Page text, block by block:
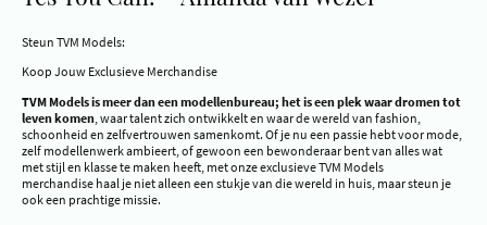
Steun TVM Models:
Koop Jouw Exclusieve Merchandise
TVM Models is meer dan een modellenbureau; het is een plek waar dromen tot
leven komen , waar talent zich ontwikkelt en waar de wereld van fashion,
schoonheid en zelfvertrouwen samenkomt. Of je nu een passie hebt voor mode,
zelf modellenwerk ambieert, of gewoon een bewonderaar bent van alles wat
met stijl en klasse te maken heeft, met onze exclusieve TVM Models
merchandise haal je niet alleen een stukje van die wereld in huis, maar steun je
ook een prachtige missie.